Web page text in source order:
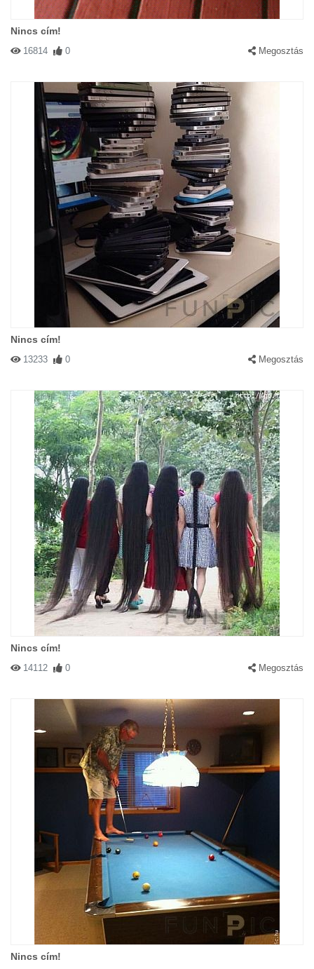
Nincs cím!
16814 0 Megosztás
Nincs cím!
13233 0 Megosztás
Nincs cím!
14112 0 Megosztás
Nincs cím!